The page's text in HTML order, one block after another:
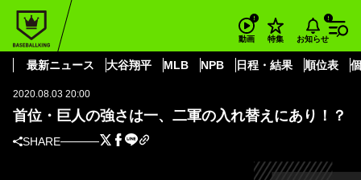
動画 特集 お知らせ
最新ニュース 大谷翔平 MLB NPB 日程・結果 順位表
BASEBALL KING
川相 昌弘
首位・巨人の強さは一、二軍の入れ替えにあり！？
読売ジャイアンツ
2020.08.03 20:00
首位・巨人の強さは一、二軍の入れ替えにあり！？
SHARE